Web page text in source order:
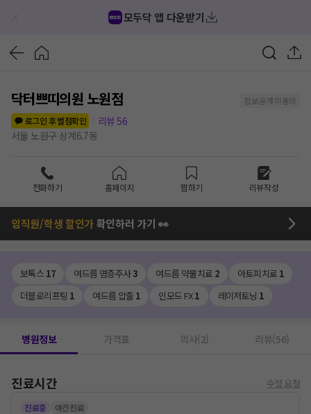
모두닥 앱 다운받기
닥터쁘띠의원 노원점
정보공개 미동의
로그인 후 별점확인
리뷰56
서울 노원구 상계6.7동
전화하기 홈페이지 찜하기 리뷰작성
임직원/학생 할인가확인하러 가기 👀
보톡스 17 여드름 염증주사3 여드름 약물치료 2 아토피치료 1
더블로리프팅 1 여드름 압출 1 인모드 FX1 레이저토닝 1
병원정보 가격표 의사(2) 리뷰(56)
진료시간 수정 요청
진료중 야간진료